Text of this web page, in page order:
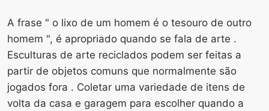
A frase " o lixo de um homem é o tesouro de outro
homem ", é apropriado quando se fala de arte .
Esculturas de arte reciclados podem ser feitas a
partir de objetos comuns que normalmente são
jogados fora . Coletar uma variedade de itens de
volta da casa e garagem para escolher quando a